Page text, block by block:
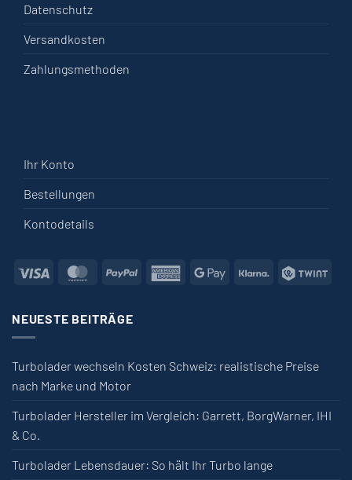
Datenschutz
Versandkosten
Zahlungsmethoden
Ihr Konto
Bestellungen
Kontodetails
Visa MasterCardPayPal American Express
Google PayKlarna
NEUESTE BEITRÄGE
Turbolader wechseln Kosten Schweiz: realistische Preise
nach Marke und Motor
Turbolader Hersteller im Vergleich: Garrett, BorgWarner, IHI
& Co.
Turbolader Lebensdauer: So hält Ihr Turbo lange